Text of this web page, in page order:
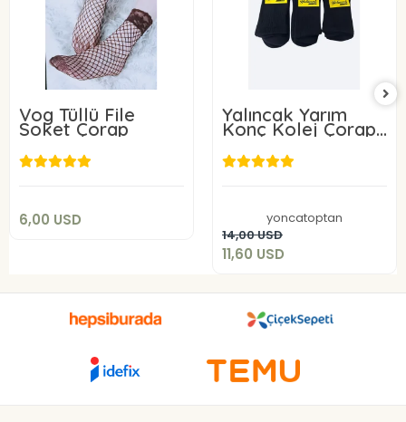
Vog Tüllü File
Soket Çorap
6,00 USD
6,00 USD
Yalıncak Yarım
Konç Kolej Çorap
Siyah Renk 12 Adet
Desensiz Model
yoncatoptan
14,00 USD
11,60 USD
Sepete Ekle